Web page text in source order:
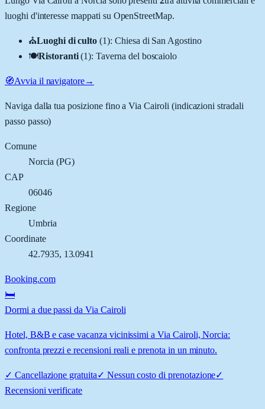
luoghi d'interesse mappati su OpenStreetMap.
⛪Luoghi di culto (1): Chiesa di San Agostino
🍽️Ristoranti (1):Taverna del boscaiolo
🧭Avvia il navigatore→
Naviga dalla tua posizione fino aVia Cairoli (indicazioni stradali
passo passo)
Comune
Norcia (PG)
CAP
06046
Regione
Umbria
Coordinate
42.7935, 13.0941
Booking.com
🛏️
Dormi a due passi da Via Cairoli
Hotel, B&B e case vacanza vicinissimi a Via Cairoli, Norcia:
confronta prezzi e recensioni reali e prenota in un minuto.
✓ Cancellazione gratuita✓ Nessun costo di prenotazione✓
Recensioni verificate